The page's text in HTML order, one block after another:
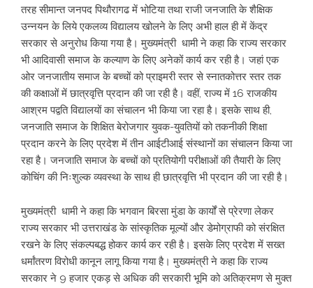
तरह सीमान्त जनपद पिथौरागढ में भोटिया तथा राजी जनजाति के शैक्षिक
उन्नयन के लिये एकलव्य विद्यालय खोलने के लिए अभी हाल ही में केंद्र
सरकार से अनुरोध किया गया है। मुख्यमंत्री धामी ने कहा कि राज्य सरकार
भी आदिवासी समाज के कल्याण के लिए अनेकों कार्य कर रही है। जहां एक
ओर जनजातीय समाज के बच्चों को प्राइमरी स्तर से स्नातकोत्तर स्तर तक
की कक्षाओं में छात्रवृत्ति प्रदान की जा रही है। वहीं, राज्य में 16 राजकीय
आश्रम पद्वति विद्यालयों का संचालन भी किया जा रहा है। इसके साथ ही,
जनजाति समाज के शिक्षित बेरोजगार युवक-युवतियों को तकनीकी शिक्षा
प्रदान करने के लिए प्रदेश में तीन आईटीआई संस्थानों का संचालन किया जा
रहा है। जनजाति समाज के बच्चों को प्रतियोगी परीक्षाओं की तैयारी के लिए
कोचिंग की निःशुल्क व्यवस्था के साथ ही छात्रवृत्ति भी प्रदान की जा रही है।
मुख्यमंत्री धामी ने कहा कि भगवान बिरसा मुंडा के कार्यों से प्रेरणा लेकर
राज्य सरकार भी उत्तराखंड के सांस्कृतिक मूल्यों और डेमोग्राफी को संरक्षित
रखने के लिए संकल्पबद्ध होकर कार्य कर रही है। इसके लिए प्रदेश में सख्त
धर्मांतरण विरोधी कानून लागू किया गया है। मुख्यमंत्री ने कहा कि राज्य
सरकार ने 9 हजार एकड़ से अधिक की सरकारी भूमि को अतिक्रमण से मुक्त